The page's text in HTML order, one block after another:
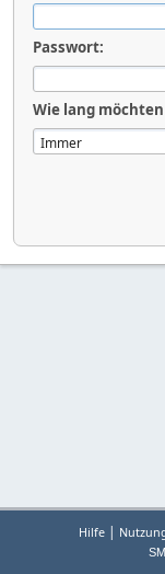
Passwort:
Wie lang
Hilfe |